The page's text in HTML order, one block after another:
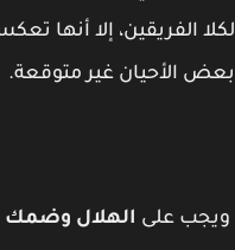
الفريقين، إلا أنها
الأحيان غير متوقعة.
علىالهلال وضمكأن